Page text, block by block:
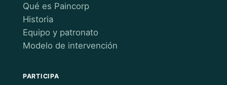
Qué es Paincorp
Historia
Equipo y patronato
Modelo de intervención
PARTICIPA